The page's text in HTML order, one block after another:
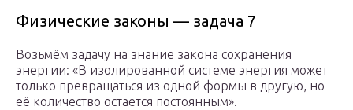
Физические законы — задача 7
Возьмём задачу на знание закона сохранения
энергии: «В изолированной системе энергия может
только превращаться из одной формы в другую, но
её количество остается постоянным».